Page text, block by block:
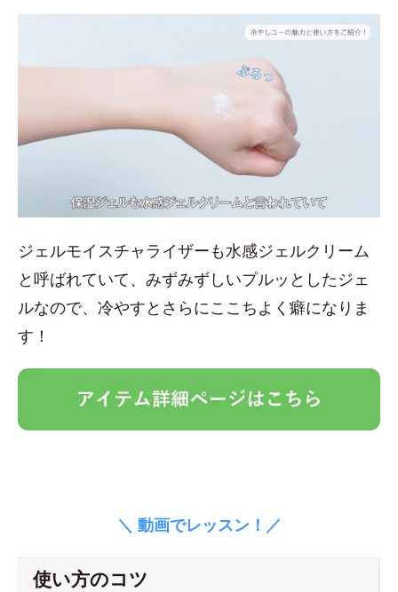
ジェルモイスチャライザーも水感ジェルクリーム
と呼ばれていて、みずみずしいプルッとしたジェ
ルなので、冷やすとさらにここちよく癖になりま
す！
＼ 動画でレッスン！／
使い方のコツ